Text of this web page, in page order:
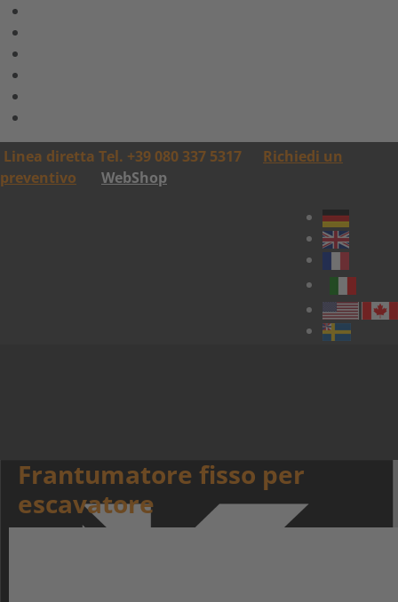
Linea diretta Tel. +39 080 337 5317
Richiedi un
preventivo
WebShop
Frantumatore fisso per
escavatore